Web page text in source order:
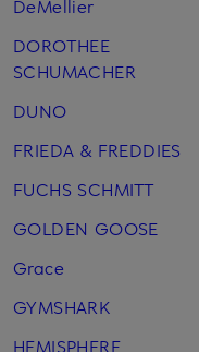
DeMellier
DOROTHEE
SCHUMACHER
DUNO
FRIEDA & FREDDIES
FUCHS SCHMITT
GOLDEN GOOSE
Grace
GYMSHARK
HEMISPHERE